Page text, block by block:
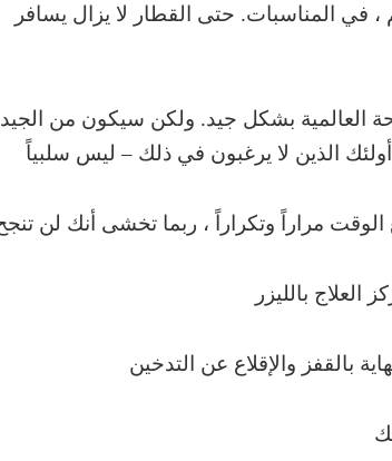
في المناسبات. حتى القطار لا يزال يسافر
العالمية بشكل جيد. ولكن سيكون من الجيد